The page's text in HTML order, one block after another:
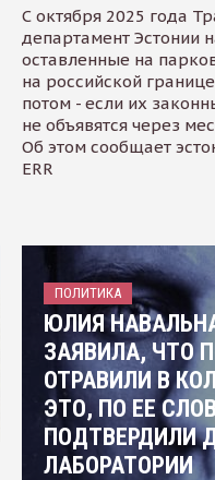
С октября 2025 года
департамент Эстонии
оставленные на
на российской
потом - если их
не объявятся через
Об этом сообщает
ERR
ПОЛИТИКА
ЮЛИЯ
ЗАЯВИЛА, ЧТО
ОТРАВИЛИ В
ЭТО, ПО ЕЕ
ПОДТВЕРДИЛИ
ЛАБОРАТОРИИ